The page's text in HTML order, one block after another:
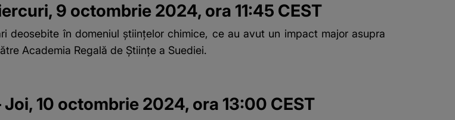
9 octombrie 2024, ora 11:45 CEST
deosebite în domeniul științelor chimice, ce au avut un impact major asupra
Academia Regală de Științe a Suediei.
10 octombrie 2024, ora 13:00 CEST